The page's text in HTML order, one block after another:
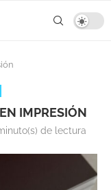
IMPRESIÓN
de lectura